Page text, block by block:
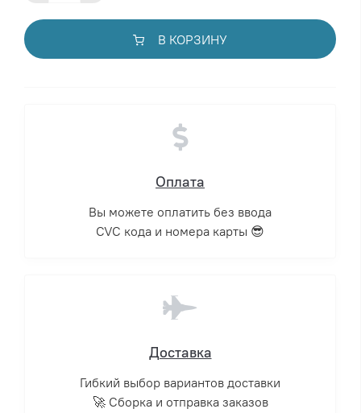
В КОРЗИНУ
Оплата
Вы можете оплатить без ввода
CVC кода и номера карты 😎
Доставка
Гибкий выбор вариантов доставки
🚀 Сборка и отправка заказов